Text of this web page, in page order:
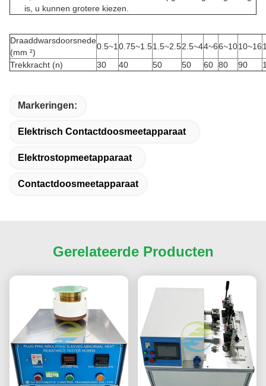
is, u kunnen grotere kiezen.
Draaddwarsdoorsnede
(mm ²)
0.5~1 0.75~1.51.5~2.52.5~44~66~1010~16
Trekkracht (n)
30 40 50 50 60 80 90
Markeringen:
Elektrisch Contactdoosmeetapparaat
Elektrostopmeetapparaat
Contactdoosmeetapparaat
Gerelateerde Producten